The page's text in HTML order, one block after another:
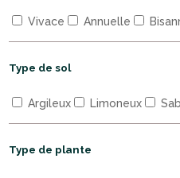
Vivace Annuelle
Type de sol
Argileux Limoneux
Type de plante